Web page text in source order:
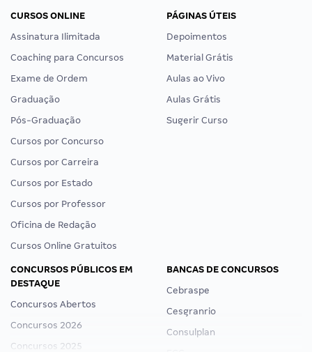
CURSOS ONLINE
Assinatura Ilimitada
Coaching para Concursos
Exame de Ordem
Graduação
Pós-Graduação
Cursos por Concurso
Cursos por Carreira
Cursos por Estado
Cursos por Professor
Oficina de Redação
Cursos Online Gratuitos
PÁGINAS ÚTEIS
Depoimentos
Material Grátis
Aulas ao Vivo
Aulas Grátis
Sugerir Curso
CONCURSOS PÚBLICOS EM
DESTAQUE
Concursos Abertos
Concursos 2026
Concursos 2025
BANCAS DE CONCURSOS
Cebraspe
Cesgranrio
Consulplan